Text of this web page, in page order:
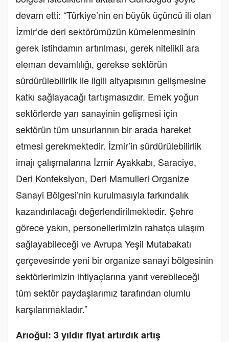
devam etti: “Türkiye’nin en büyük üçüncü ili olan
İzmir’de deri sektörümüzün kümelenmesinin
gerek istihdamın artırılması, gerek nitelikli ara
eleman devamlılığı, gerekse sektörün
sürdürülebilirlik ile ilgili altyapısının gelişmesine
katkı sağlayacağı tartışmasızdır. Emek yoğun
sektörlerde yan sanayinin gelişmesi için
sektörün tüm unsurlarının bir arada hareket
etmesi gerekmektedir. İzmir’in sürdürülebilirlik
imajı çalışmalarına İzmir Ayakkabı, Saraciye,
Deri Konfeksiyon, Deri Mamulleri Organize
Sanayi Bölgesi’nin kurulmasıyla farkındalık
kazandırılacağı değerlendirilmektedir. Şehre
görece yakın, personellerimizin rahatça ulaşım
sağlayabileceği ve Avrupa Yeşil Mutabakatı
çerçevesinde yeni bir organize sanayi bölgesinin
sektörlerimizin ihtiyaçlarına yanıt verebileceği
tüm sektör paydaşlarımız tarafından olumlu
karşılanmaktadır.”
Arıoğul: 3 yıldır fiyat artırdık artış